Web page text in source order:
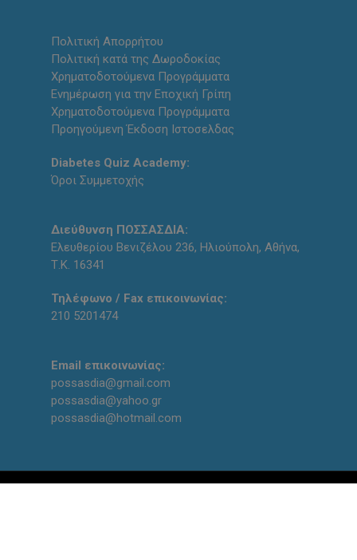
Πολιτική Απορρήτου
Πολιτική κατά της Δωροδοκίας
Χρηματοδοτούμενα Προγράμματα
Ενημέρωση για την Εποχική Γρίπη
Χρηματοδοτούμενα Προγράμματα
Προηγούμενη Έκδοση Ιστοσελδας
Diabetes Quiz Academy:
Όροι Συμμετοχής
Διεύθυνση ΠΟΣΣΑΣΔΙΑ:
Ελευθερίου Βενιζέλου 236, Ηλιούπολη, Αθήνα,
Τ.Κ. 16341
Τηλέφωνο / Fax επικοινωνίας:
210 5201474
Email επικοινωνίας:
possasdia@gmail.com
possasdia@yahoo.gr
possasdia@hotmail.com